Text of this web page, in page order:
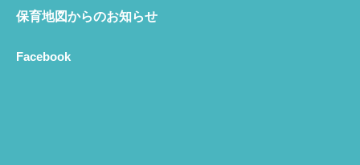
保育地図からのお知らせ
Facebook